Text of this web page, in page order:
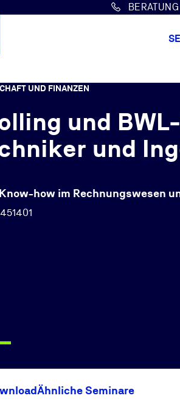
UND FINANZEN
und
und
how im Rechnungswesen
Ähnliche Seminare